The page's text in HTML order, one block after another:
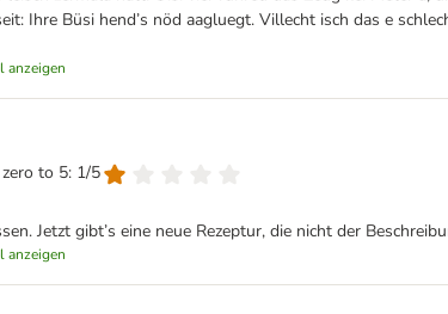
Ihre Büsi hend’s nöd aagluegt. Villecht isch das e
anzeigen
to 5: 1/5
Jetzt gibt’s eine neue Rezeptur, die nicht der
anzeigen